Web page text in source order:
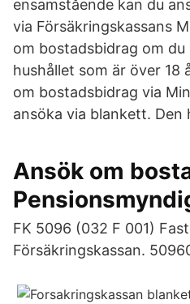
ensamstående kan du
via Försäkringskassans
om bostadsbidrag om
hushållet som är över 18
om bostadsbidrag via
ansöka via blankett. Den
Ansök om
FK 5096 (032 F 001)
Försäkringskassan.